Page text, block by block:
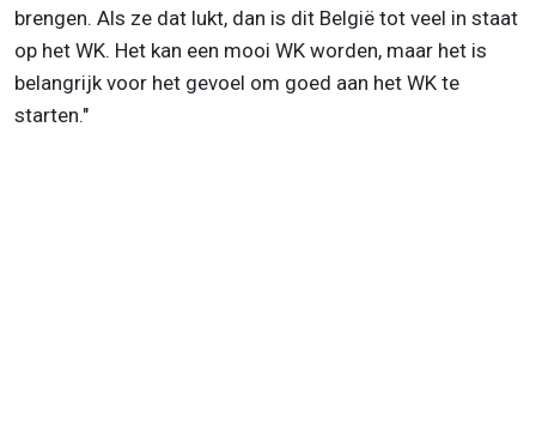
brengen. Als ze dat lukt, dan is dit België tot veel in staat
op het WK. Het kan een mooi WK worden, maar het is
belangrijk voor het gevoel om goed aan het WK te
starten."